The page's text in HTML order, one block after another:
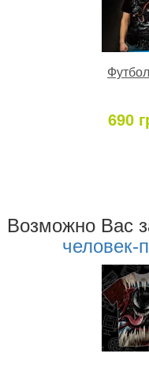
690
Возможно Ваc
человек-